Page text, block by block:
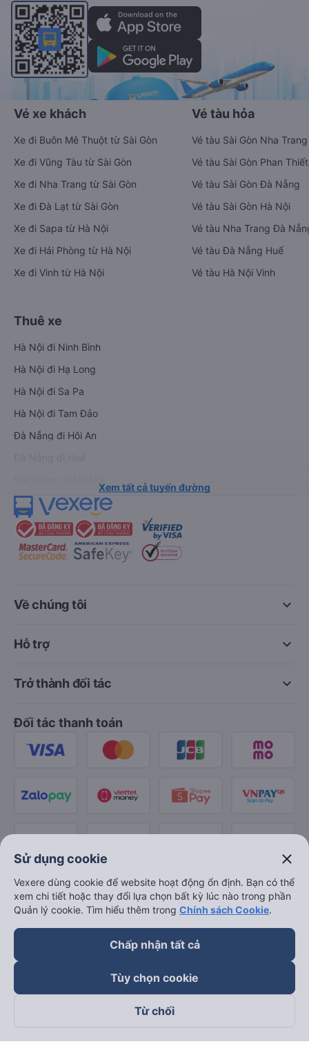
Vé xe khách
Xe đi Buôn Mê Thuột từ Sài Gòn
Xe đi Vũng Tàu từ Sài Gòn
Xe đi Nha Trang từ Sài Gòn
Xe đi Đà Lạt từ Sài Gòn
Xe đi Sapa từ Hà Nội
Xe đi Hải Phòng từ Hà Nội
Xe đi Vinh từ Hà Nội
Vé tàu hỏa
Vé tàu Sài Gòn Nha Trang
Vé tàu Sài Gòn Phan Thiết
Vé tàu Sài Gòn Đà Nẵng
Vé tàu Sài Gòn Hà Nội
Vé tàu Nha Trang Đà
Vé tàu Đà Nẵng Huế
Vé tàu Hà Nội Vinh
Thuê xe
Hà Nội đi Ninh Bình
Hà Nội đi Hạ Long
Hà Nội đi Sa Pa
Hà Nội đi Tam Đảo
Đà Nẵng đi Hội An
Xem tất cả tuyến đường
keyboard_arrow_down
Về chúng tôi
keyboard_arrow_down
Hỗ trợ
keyboard_arrow_down
Trở thành đối tác
Đối tác thanh toán
Theo dõi chúng tôi trên
Sử dụng cookie close
Vexere dùng cookie để website hoạt động ổn định. Bạn có thể
xem chi tiết hoặc thay đổi lựa chọn bất kỳ lúc nào trong phần
Quản lý cookie. Tìm hiểu thêm trong Chính sách Cookie.
Chấp nhận tất cả
Tùy chọn cookie
Từ chối